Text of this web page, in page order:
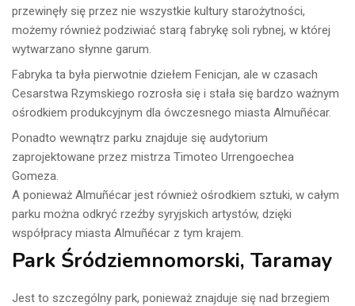
przewinęły się przez nie wszystkie kultury starożytności,
możemy również podziwiać starą fabrykę soli rybnej, w której
wytwarzano słynne garum.
Fabryka ta była pierwotnie dziełem Fenicjan, ale w czasach
Cesarstwa Rzymskiego rozrosła się i stała się bardzo ważnym
ośrodkiem produkcyjnym dla ówczesnego miasta Almuñécar.
Ponadto wewnątrz parku znajduje się audytorium
zaprojektowane przez mistrza Timoteo Urrengoechea
Gomeza.
A ponieważ Almuñécar jest również ośrodkiem sztuki, w całym
parku można odkryć rzeźby syryjskich artystów, dzięki
współpracy miasta Almuñécar z tym krajem.
Park Śródziemnomorski, Taramay
Jest to szczególny park, ponieważ znajduje się nad brzegiem